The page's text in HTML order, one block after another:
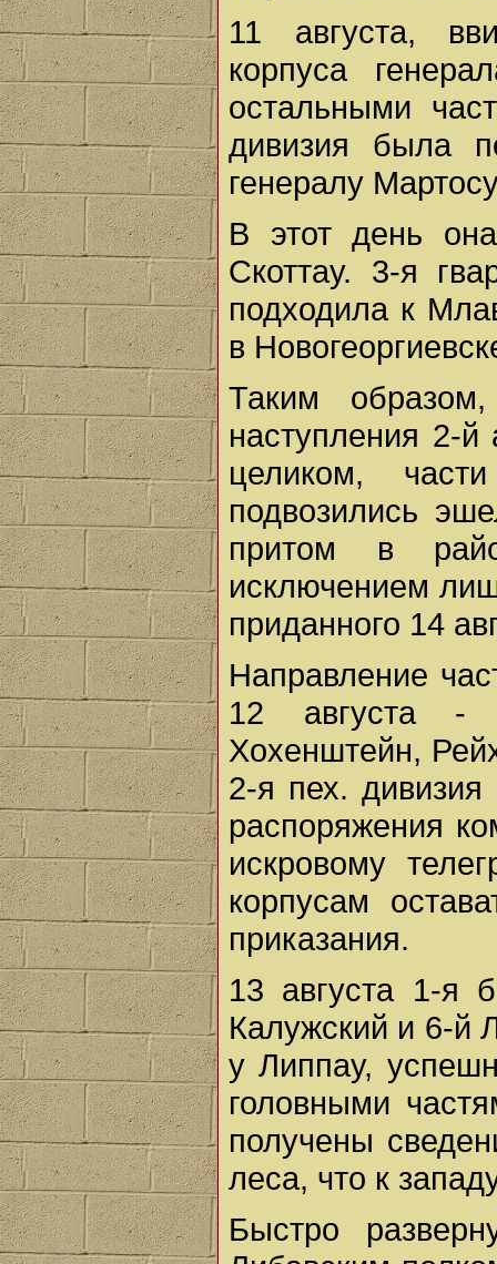
11 августа,
корпуса
остальными
дивизия была
генералу
В этот день
Скоттау. 3-я
подходила к
в
Таким
наступления 2-
целиком,
подвозились
притом в
исключением
приданного 14
Направление
12 августа -
Хохенштейн,
2-я пех. дивизия
распоряжения
искровому
корпусам
приказания.
13 августа 1-я
Калужский и 6-й
у Липпау,
головными
получены
леса, что к
Быстро